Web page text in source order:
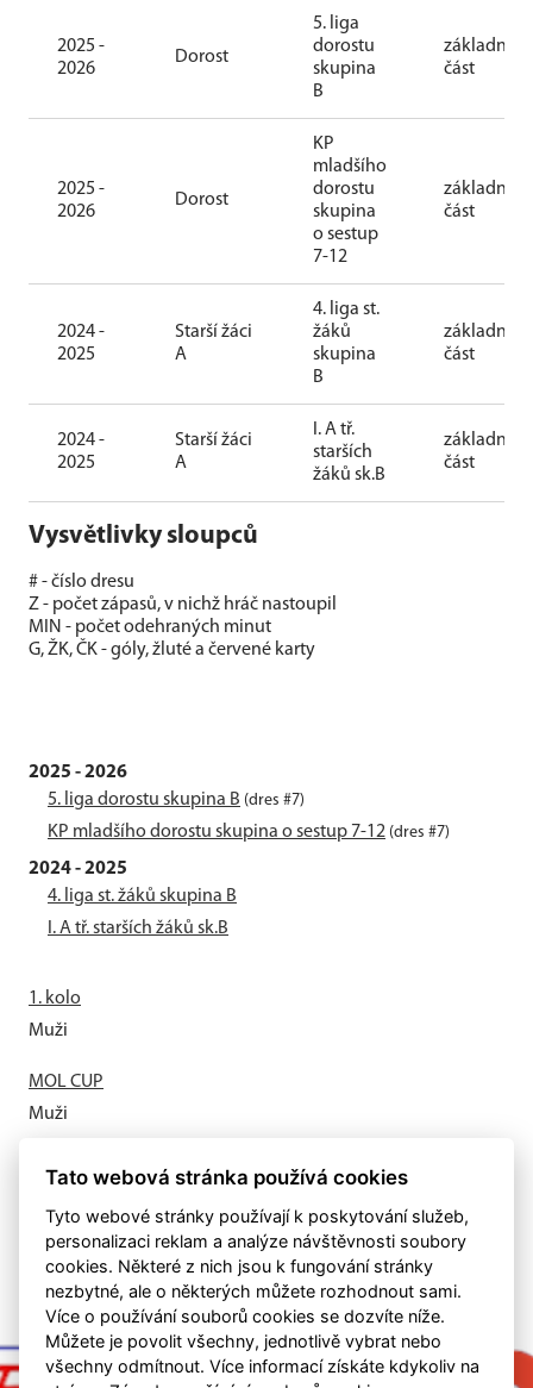
2025 -
2026
Dorost
5. liga
dorostu
skupina
B
základní
část
2025 -
2026
Dorost
KP
mladšího
dorostu
skupina
o sestup
7-12
základní
část
2024 -
2025
Starší žáci
A
4. liga st.
žáků
skupina
B
základní
část
2024 -
2025
Starší žáci
A
I. A tř.
starších
žáků sk.B
základní
část
Vysvětlivky sloupců
# - číslo dresu
Z - počet zápasů, v nichž hráč nastoupil
MIN - počet odehraných minut
G, ŽK, ČK - góly, žluté a červené karty
2025 - 2026
5. liga dorostu skupina B (dres #7)
KP mladšího dorostu skupina o sestup 7-12 (dres #7)
2024 - 2025
4. liga st. žáků skupina B
I. A tř. starších žáků sk.B
1. kolo
Muži
MOL CUP
Muži
Letní příprava odstartovala
Tato webová stránka používá cookies
Tyto webové stránky používají k poskytování služeb,
personalizaci reklam a analýze návštěvnosti soubory
cookies. Některé z nich jsou k fungování stránky
nezbytné, ale o některých můžete rozhodnout sami.
Více o používání souborů cookies se dozvíte níže.
Můžete je povolit všechny, jednotlivě vybrat nebo
všechny odmítnout. Více informací získáte kdykoliv na